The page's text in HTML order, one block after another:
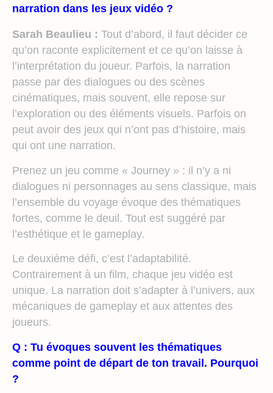
narration dans les jeux vidéo ?
Sarah Beaulieu : Tout d’abord, il faut décider ce
qu’on raconte explicitement et ce qu’on laisse à
l’interprétation du joueur. Parfois, la narration
passe par des dialogues ou des scènes
cinématiques, mais souvent, elle repose sur
l’exploration ou des éléments visuels. Parfois on
peut avoir des jeux qui n’ont pas d’histoire, mais
qui ont une narration.
Prenez un jeu comme « Journey » : il n’y a ni
dialogues ni personnages au sens classique, mais
l’ensemble du voyage évoque des thématiques
fortes, comme le deuil. Tout est suggéré par
l’esthétique et le gameplay.
Le deuxième défi, c’est l’adaptabilité.
Contrairement à un film, chaque jeu vidéo est
unique. La narration doit s’adapter à l’univers, aux
mécaniques de gameplay et aux attentes des
joueurs.
Q : Tu évoques souvent les thématiques
comme point de départ de ton travail. Pourquoi
?